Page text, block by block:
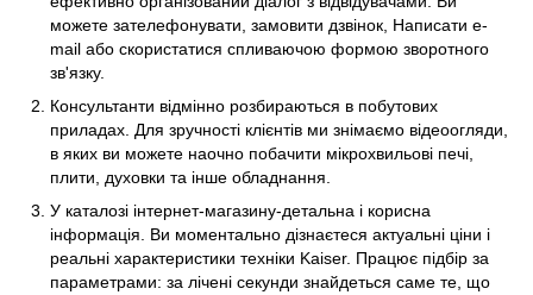
можете зателефонувати, замовити дзвінок, Написати e-
mail або скористатися спливаючою формою зворотного
зв'язку.
Консультанти відмінно розбираються в побутових
приладах. Для зручності клієнтів ми знімаємо відеоогляди,
в яких ви можете наочно побачити мікрохвильові печі,
плити, духовки та інше обладнання.
У каталозі інтернет-магазину-детальна і корисна
інформація. Ви моментально дізнаєтеся актуальні ціни і
реальні характеристики техніки Kaiser. Працює підбір за
параметрами: за лічені секунди знайдеться саме те, що